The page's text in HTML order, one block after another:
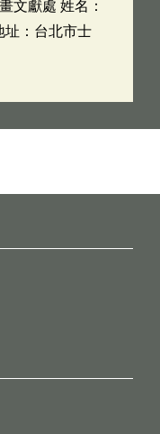
文獻處 姓名：
址：台北市士